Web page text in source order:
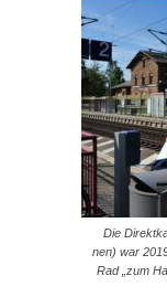
Die
nen) war
Rad „zum